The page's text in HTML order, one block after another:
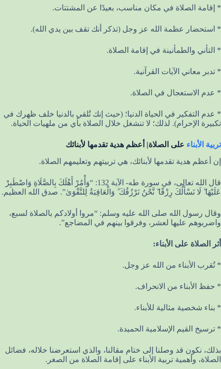
* إقامة الصلاة في مكان مناسب، بعيدًا عن المشتتات.
* استحضار عظمة الله عز وجل (تذكر أنك تقف بين يدي الله).
* التأني والطمأنينة في إقامة الصلاة.
* تدبر معاني الآيات القرآنية.
* عدم الاستعجال في الصلاة.
* عدم التفكير في الحياة الدنيا؛ (حيث إنك تُلقي بالدنيا خلف ظهرك في
تكبيرة الإحرام). لذلك؛ لا تنشغل خلال الصلاة بأي من ملهيات الحياة.
تربية الأبناء على الصلاة| أعظم هدية تقدمها لأبنائك
إن أعظم هدية تقدمها لأبنائك، هي تربيتهم وتعليمهم الصلاة.
قال الله تعالى، في سورة طه- الآية 132: “وَأْمُرْ أَهْلَكَ بِالصَّلَاةِ وَاصْطَبِرْ
عَلَيْهَا ۖ لَا نَسْأَلُكَ رِزْقًا ۖ نَّحْنُ نَرْزُقُكَ ۗ وَالْعَاقِبَةُ لِلتَّقْوَىٰ”. صدق الله العظيم.
وقال رسول الله صلى الله عليه وسلم: “مروا أولادكم بالصلاة لسبع،
واضربوهم عليها لعشر، وفرقوا بينهم في المضاجع”.
أثر الصلاة على الأبناء:
* تُقرب الأبناء من الله عز وجل.
* حفظ الأبناء من الانحراف.
* بناء شخصية مثالية للأبناء.
* ترسيخ القيم الإسلامية الحميدة.
بذلك، نكون قد وصلنا إلى ختام مقالنا، والذي استعرضنا خلاله، فضائل
الصلاة، وأهمية تربية الأبناء على إقامة الصلاة من الصغر.